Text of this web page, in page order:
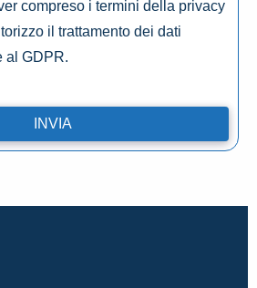
compreso i termini della privacy
il trattamento dei dati
al GDPR.